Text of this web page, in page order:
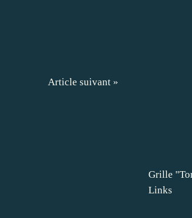
Article suivant »
Grille
Links